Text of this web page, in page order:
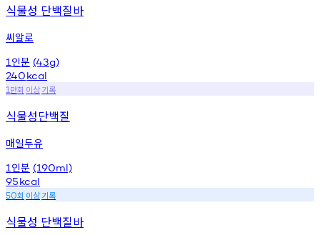
식물성 단백질바
씨알로
1 인분 (43g)
240kcal
1 만회 이상기록
식물성단백질
매일두유
1 인분 (190ml)
95kcal
50회 이상기록
식물성 단백질바